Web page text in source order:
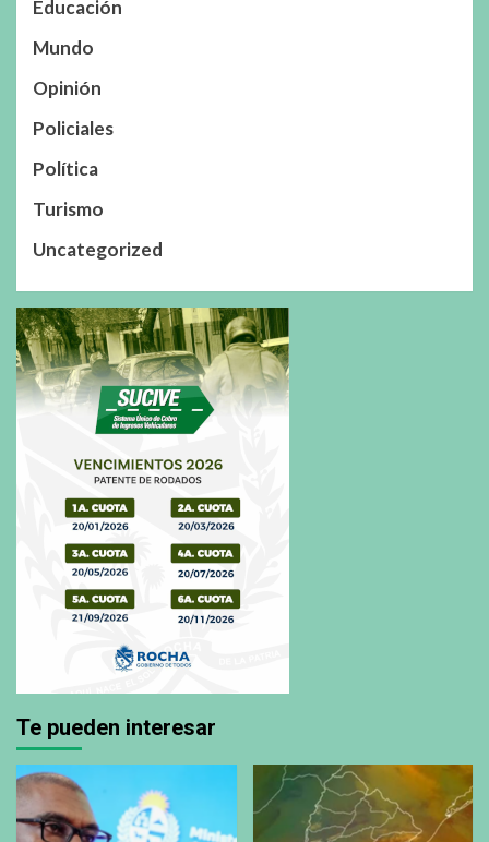
Educación
Mundo
Opinión
Policiales
Política
Turismo
Uncategorized
Te pueden interesar